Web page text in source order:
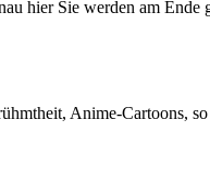
hier Sie werden am Ende
Anime-Cartoons,